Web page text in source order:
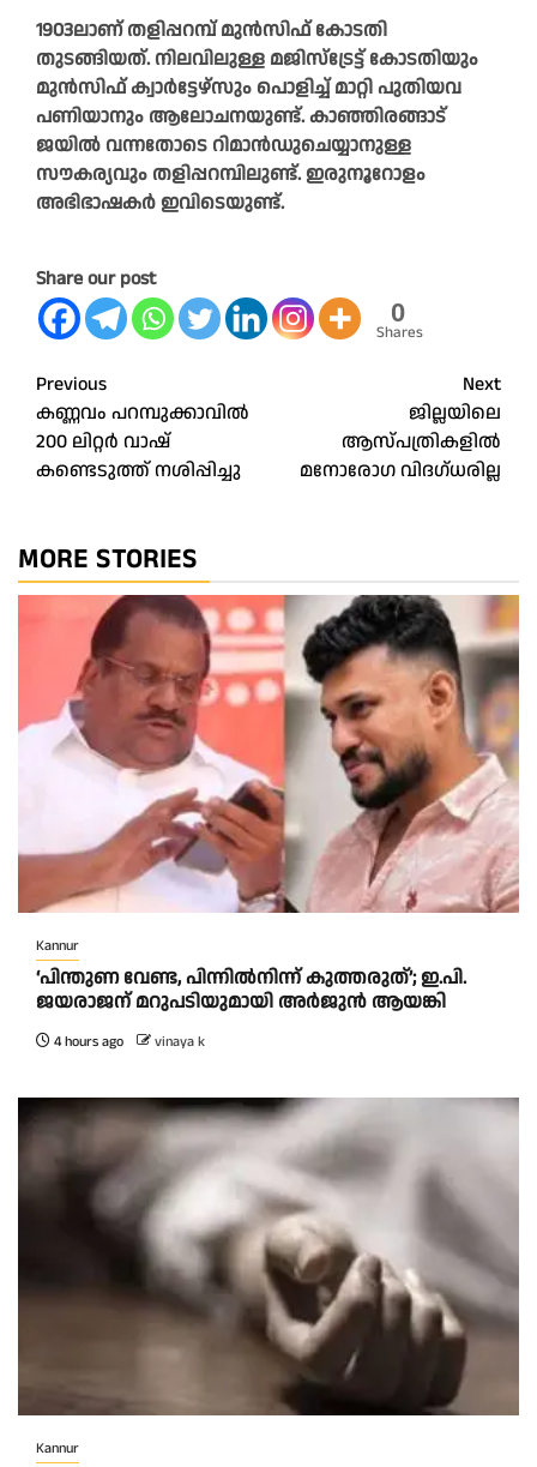
1903ലാണ്‌ തളിപ്പറമ്പ്‌ മുൻസിഫ്‌ കോടതി
തുടങ്ങിയത്‌. നിലവിലുള്ള മജിസ്‌ട്രേട്ട്‌ കോടതിയും
മുൻസിഫ്‌ ക്വാർട്ടേഴ്‌സും പൊളിച്ച്‌ മാറ്റി പുതിയവ
പണിയാനും ആലോചനയുണ്ട്‌. കാഞ്ഞിരങ്ങാട്‌
ജയിൽ വന്നതോടെ റിമാൻഡുചെയ്യാനുള്ള
സൗകര്യവും തളിപ്പറമ്പിലുണ്ട്‌. ഇരുനൂറോളം
അഭിഭാഷകർ ഇവിടെയുണ്ട്‌.
Share our post
0
Shares
Post
navigation
Previous
കണ്ണവം പറമ്പുക്കാവിൽ
200 ലിറ്റർ വാഷ്
കണ്ടെടുത്ത് നശിപ്പിച്ചു
Next
ജില്ലയിലെ
ആസ്പത്രികളിൽ
മനോരോഗ വിദഗ്ധരില്ല
MORE STORIES
Kannur
‘പിന്തുണ വേണ്ട, പിന്നിൽനിന്ന് കുത്തരുത്’; ഇ.പി.
ജയരാജന് മറുപടിയുമായി അർജുൻ ആയങ്കി
4 hours ago vinaya k
Kannur